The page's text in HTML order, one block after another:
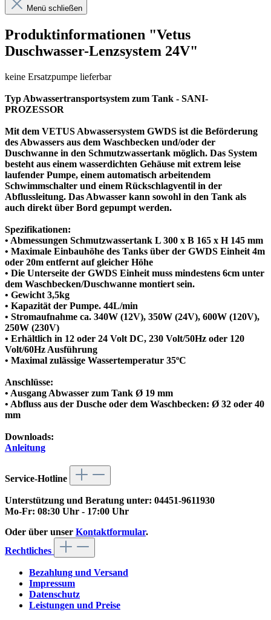
Menü schließen
Produktinformationen "Vetus
Duschwasser-Lenzsystem 24V"
keine Ersatzpumpe lieferbar
Typ Abwassertransportsystem zum Tank - SANI-
PROZESSOR
Mit dem VETUS Abwassersystem GWDS ist die Beförderung
des Abwassers aus dem Waschbecken und/oder der
Duschwanne in den Schmutzwassertank möglich. Das System
besteht aus einem wasserdichten Gehäuse mit extrem leise
laufender Pumpe, einem automatisch arbeitendem
Schwimmschalter und einem Rückschlagventil in der
Abflussleitung. Das Abwasser kann sowohl in den Tank als
auch direkt über Bord gepumpt werden.
Spezifikationen:
• Abmessungen Schmutzwassertank L 300 x B 165 x H 145 mm
• Maximale Einbauhöhe des Tanks über der GWDS Einheit 4m
oder 20m entfernt auf gleicher Höhe
• Die Unterseite der GWDS Einheit muss mindestens 6cm unter
dem Waschbecken/Duschwanne montiert sein.
• Gewicht 3,5kg
• Kapazität der Pumpe. 44L/min
• Stromaufnahme ca. 340W (12V), 350W (24V), 600W (120V),
250W (230V)
• Erhältlich in 12 oder 24 Volt DC, 230 Volt/50Hz oder 120
Volt/60Hz Ausführung
• Maximal zulässige Wassertemperatur 35ºC
Anschlüsse:
• Ausgang Abwasser zum Tank Ø 19 mm
• Abfluss aus der Dusche oder dem Waschbecken: Ø 32 oder 40
mm
Downloads:
Anleitung
Service-Hotline
Unterstützung und Beratung unter: 04451-9611930
Mo-Fr: 08:30 Uhr - 17:00 Uhr
Oder über unser Kontaktformular.
Rechtliches
Bezahlung und Versand
Impressum
Datenschutz
Leistungen und Preise